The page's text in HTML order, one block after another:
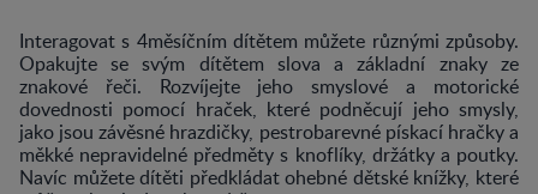
Interagovat s 4měsíčním dítětem můžete různými způsoby.
Opakujte se svým dítětem slova a základní znaky ze
znakové řeči. Rozvíjejte jeho smyslové a motorické
dovednosti pomocí hraček, které podněcují jeho smysly,
jako jsou závěsné hrazdičky, pestrobarevné pískací hračky a
měkké nepravidelné předměty s knoflíky, držátky a poutky.
Navíc můžete dítěti předkládat ohebné dětské knížky, které